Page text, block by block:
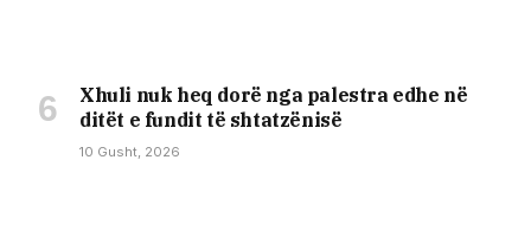
Xhuli nuk heq dorë nga palestra edhe në
ditët e fundit të shtatzënisë
10 Gusht, 2026